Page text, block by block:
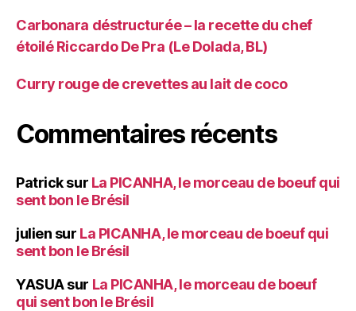
Carbonara déstructurée – la recette du chef
étoilé Riccardo De Pra (Le Dolada, BL)
Curry rouge de crevettes au lait de coco
Commentaires récents
Patricksur La PICANHA, le morceau de boeuf qui
sent bon le Brésil
julien sur La PICANHA, le morceau de boeuf qui
sent bon le Brésil
YASUAsur La PICANHA, le morceau de boeuf
qui sent bon le Brésil